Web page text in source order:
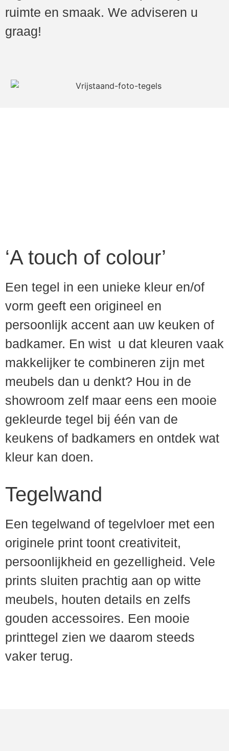
ruimte en smaak. We adviseren u
graag!
‘A touch of colour’
Een tegel in een unieke kleur en/of
vorm geeft een origineel en
persoonlijk accent aan uw keuken of
badkamer. En wist u dat kleuren vaak
makkelijker te combineren zijn met
meubels dan u denkt? Hou in de
showroom zelf maar eens een mooie
gekleurde tegel bij één van de
keukens of badkamers en ontdek wat
kleur kan doen.
Tegelwand
Een tegelwand of tegelvloer met een
originele print toont creativiteit,
persoonlijkheid en gezelligheid. Vele
prints sluiten prachtig aan op witte
meubels, houten details en zelfs
gouden accessoires. Een mooie
printtegel zien we daarom steeds
vaker terug.